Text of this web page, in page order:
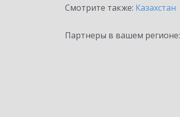
Смотрите также: Казахстан
Партнеры в вашем регионе: